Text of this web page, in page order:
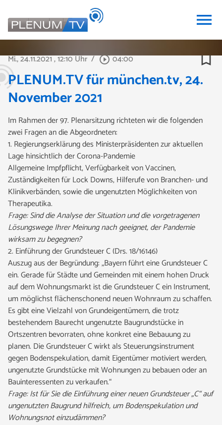
menu
Mi., 24.11.2021, 12:10 Uhr / play_circle_outline04:00 bookmark_border
PLENUM.TV für münchen.tv, 24.
November 2021
Im Rahmen der 97. Plenarsitzung richteten wir die folgenden
zwei Fragen an die Abgeordneten:
1. Regierungserklärung des Ministerpräsidenten zur aktuellen
Lage hinsichtlich der Corona-Pandemie
Allgemeine Impfpflicht, Verfügbarkeit von Vaccinen,
Zuständigkeiten für Lock Downs, Hilferufe von Branchen- und
Klinikverbänden, sowie die ungenutzten Möglichkeiten von
Therapeutika.
Frage: Sind die Analyse der Situation und die vorgetragenen
Lösungswege Ihrer Meinung nach geeignet, der Pandemie
wirksam zu begegnen?
2. Einführung der Grundsteuer C (Drs. 18/16146)
Auszug aus der Begründung: „Bayern führt eine Grundsteuer C
ein. Gerade für Städte und Gemeinden mit einem hohen Druck
auf dem Wohnungsmarkt ist die Grundsteuer C ein Instrument,
um möglichst flächenschonend neuen Wohnraum zu schaffen.
Es gibt eine Vielzahl von Grundeigentümern, die trotz
bestehendem Baurecht ungenutzte Baugrundstücke in
Ortszentren bevorraten, ohne konkret eine Bebauung zu
planen. Die Grundsteuer C wirkt als Steuerungsinstrument
gegen Bodenspekulation, damit Eigentümer motiviert werden,
ungenutzte Grundstücke mit Wohnungen zu bebauen oder an
Bauinteressenten zu verkaufen.“
Frage: Ist für Sie die Einführung einer neuen Grundsteuer „C“ auf
ungenutzten Baugrund hilfreich, um Bodenspekulation und
Wohnungsnot einzudämmen?